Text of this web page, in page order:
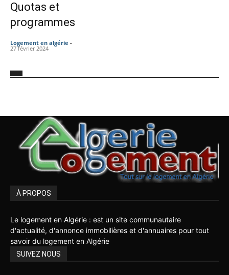
Quotas et
programmes
Logement en algérie -
27 février 2024
À PROPOS
Le logement en Algérie : est un site communautaire
d'actualité, d'annonce immobilières et d'annuaires pour tout
savoir du logement en Algérie
SUIVEZ NOUS